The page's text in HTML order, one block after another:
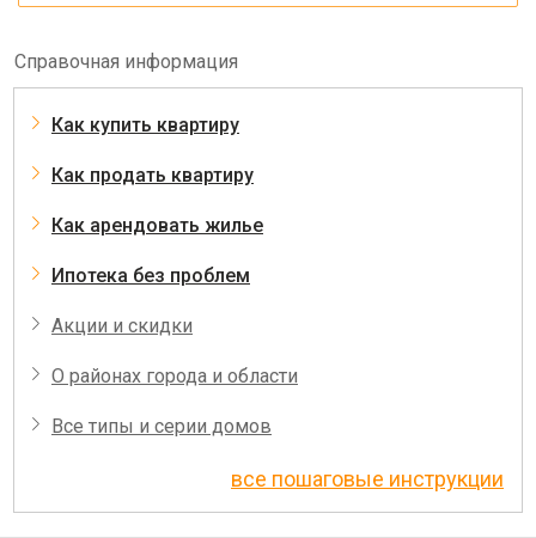
Справочная информация
Как купить квартиру
Как продать квартиру
Как арендовать жилье
Ипотека без проблем
Акции и скидки
О районах города и области
Все типы и серии домов
все пошаговые инструкции